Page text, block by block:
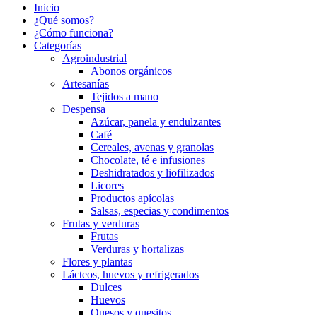
Inicio
¿Qué somos?
¿Cómo funciona?
Categorías
Agroindustrial
Abonos orgánicos
Artesanías
Tejidos a mano
Despensa
Azúcar, panela y endulzantes
Café
Cereales, avenas y granolas
Chocolate, té e infusiones
Deshidratados y liofilizados
Licores
Productos apícolas
Salsas, especias y condimentos
Frutas y verduras
Frutas
Verduras y hortalizas
Flores y plantas
Lácteos, huevos y refrigerados
Dulces
Huevos
Quesos y quesitos